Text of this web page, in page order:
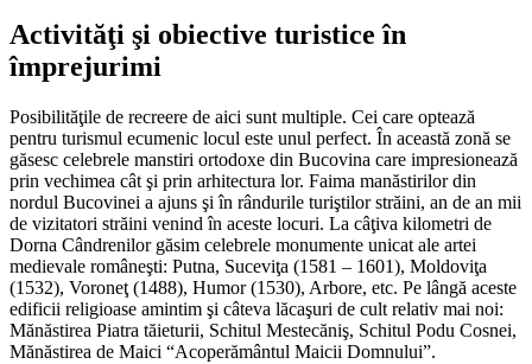
Activităţi şi obiective turistice în
împrejurimi
Posibilităţile de recreere de aici sunt multiple. Cei care optează
pentru turismul ecumenic locul este unul perfect. În această zonă se
găsesc celebrele manstiri ortodoxe din Bucovina care impresionează
prin vechimea cât şi prin arhitectura lor. Faima manăstirilor din
nordul Bucovinei a ajuns şi în rândurile turiştilor străini, an de an mii
de vizitatori străini venind în aceste locuri. La câţiva kilometri de
Dorna Cândrenilor găsim celebrele monumente unicat ale artei
medievale româneşti: Putna, Suceviţa (1581 – 1601), Moldoviţa
(1532), Voroneţ (1488), Humor (1530), Arbore, etc. Pe lângă aceste
edificii religioase amintim şi câteva lăcaşuri de cult relativ mai noi:
Mănăstirea Piatra tăieturii, Schitul Mestecăniş, Schitul Podu Cosnei,
Mănăstirea de Maici “Acoperământul Maicii Domnului”.